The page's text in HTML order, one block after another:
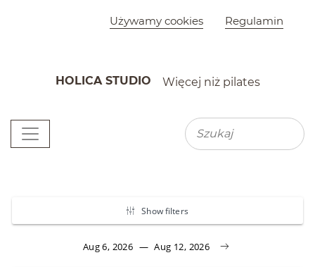
Szybkie menu
Używamy cookies Regulamin
HOLICA STUDIO Więcej niż pilates
Menu główne Wyszukiwarka
Grafik zajęć